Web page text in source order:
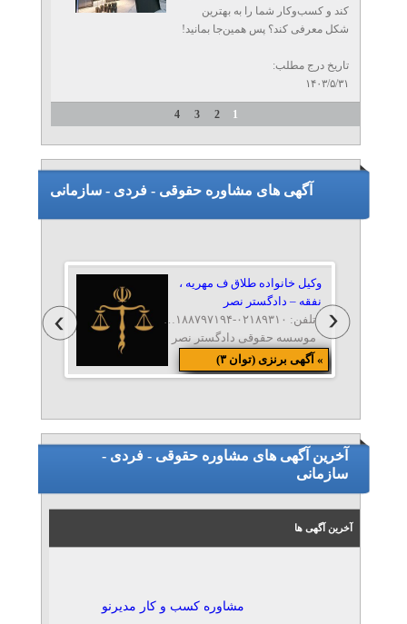
کند و کسب‌وکار شما را به بهترین
شکل معرفی کند؟ پس همین‌جا بمانید!
تاریخ درج مطلب:
۱۴۰۳/۵/۳۱
1
2
3
4
آگهی های مشاوره حقوقی - فردی - سازمانی
وکیل خانواده طلاق ف مهریه ،
نفقه – دادگستر نصر
موسسه حقوقی دادگستر نصر
» آگهی برنزی (توان ۳)
موسسه حقوقی دادگستر نصر
» آگهی برنزی (توان ۲)
دادگستر نصر
مشاوره و بازدید رایگان
آخرین آگهی های مشاوره حقوقی - فردی -
سازمانی
آخرین آگهی ها
مشاوره کسب و کار مدیرنو